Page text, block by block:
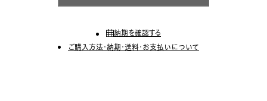
納期を確認する
ご購入方法・納期・送料・お支払いについて